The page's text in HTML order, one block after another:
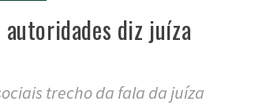
diz juíza
trecho da fala da juíza